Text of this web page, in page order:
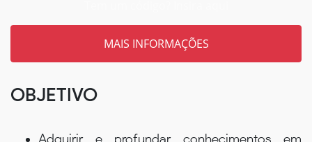
OBJETIVO
Adquirir e profundar conhecimentos em